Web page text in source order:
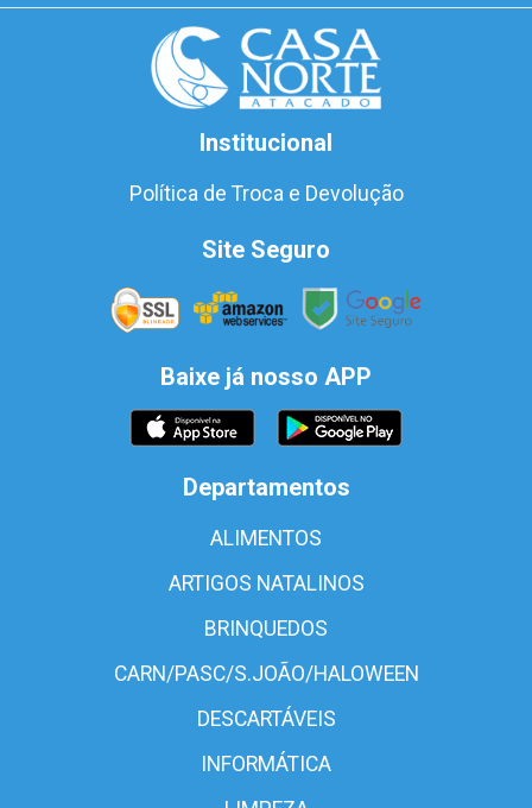
Institucional
Política de Troca e Devolução
Site Seguro
Baixe já nosso APP
Departamentos
ALIMENTOS
ARTIGOS NATALINOS
BRINQUEDOS
CARN/PASC/S.JOÃO/HALOWEEN
DESCARTÁVEIS
INFORMÁTICA